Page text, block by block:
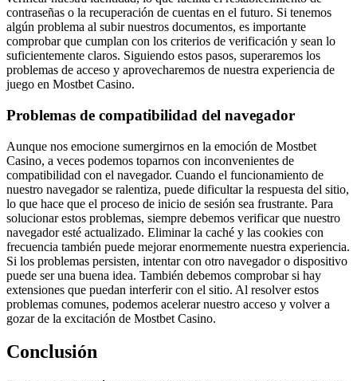
contraseñas o la recuperación de cuentas en el futuro. Si tenemos
algún problema al subir nuestros documentos, es importante
comprobar que cumplan con los criterios de verificación y sean lo
suficientemente claros. Siguiendo estos pasos, superaremos los
problemas de acceso y aprovecharemos de nuestra experiencia de
juego en Mostbet Casino.
Problemas de compatibilidad del navegador
Aunque nos emocione sumergirnos en la emoción de Mostbet
Casino, a veces podemos toparnos con inconvenientes de
compatibilidad con el navegador. Cuando el funcionamiento de
nuestro navegador se ralentiza, puede dificultar la respuesta del sitio,
lo que hace que el proceso de inicio de sesión sea frustrante. Para
solucionar estos problemas, siempre debemos verificar que nuestro
navegador esté actualizado. Eliminar la caché y las cookies con
frecuencia también puede mejorar enormemente nuestra experiencia.
Si los problemas persisten, intentar con otro navegador o dispositivo
puede ser una buena idea. También debemos comprobar si hay
extensiones que puedan interferir con el sitio. Al resolver estos
problemas comunes, podemos acelerar nuestro acceso y volver a
gozar de la excitación de Mostbet Casino.
Conclusión